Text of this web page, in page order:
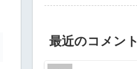
最近のコメント